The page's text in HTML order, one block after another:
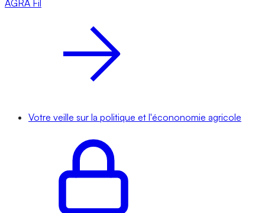
AGRA Fil
Votre veille sur la politique et l'écononomie agricole